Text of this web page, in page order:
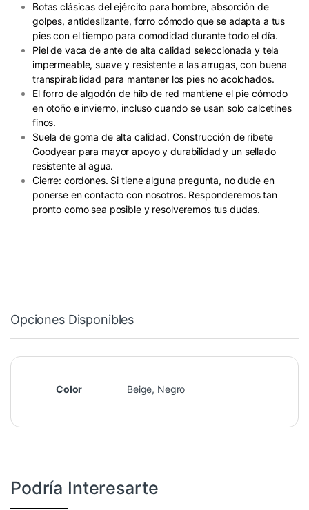
Botas clásicas del ejército para hombre, absorción de
golpes, antideslizante, forro cómodo que se adapta a tus
pies con el tiempo para comodidad durante todo el día.
Piel de vaca de ante de alta calidad seleccionada y tela
impermeable, suave y resistente a las arrugas, con buena
transpirabilidad para mantener los pies no acolchados.
El forro de algodón de hilo de red mantiene el pie cómodo
en otoño e invierno, incluso cuando se usan solo calcetines
finos.
Suela de goma de alta calidad. Construcción de ribete
Goodyear para mayor apoyo y durabilidad y un sellado
resistente al agua.
Cierre: cordones. Si tiene alguna pregunta, no dude en
ponerse en contacto con nosotros. Responderemos tan
pronto como sea posible y resolveremos tus dudas.
Opciones Disponibles
Color Beige, Negro
Podría Interesarte